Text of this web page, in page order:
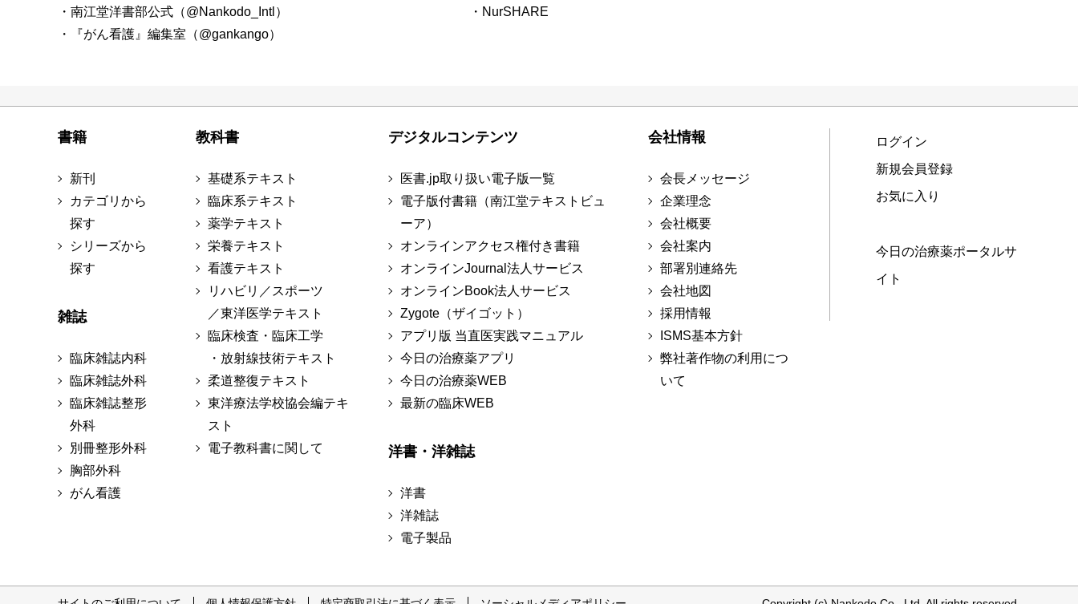
・南江堂洋書部公式（@Nankodo_Intl）
・『がん看護』編集室（@gankango）
・NurSHARE
書籍
新刊
カテゴリから
探す
シリーズから
探す
雑誌
臨床雑誌内科
臨床雑誌外科
臨床雑誌整形
外科
別冊整形外科
胸部外科
がん看護
教科書
基礎系テキスト
臨床系テキスト
薬学テキスト
栄養テキスト
看護テキスト
リハビリ／スポーツ
／東洋医学テキスト
臨床検査・臨床工学
・放射線技術テキスト
柔道整復テキスト
東洋療法学校協会編テキ
スト
電子教科書に関して
デジタルコンテンツ
医書.jp取り扱い電子版一覧
電子版付書籍（南江堂テキストビュ
ーア）
オンラインアクセス権付き書籍
オンラインJournal法人サービス
オンラインBook法人サービス
Zygote（ザイゴット）
アプリ版 当直医実践マニュアル
今日の治療薬アプリ
今日の治療薬WEB
最新の臨床WEB
洋書・洋雑誌
洋書
洋雑誌
電子製品
会社情報
会長メッセージ
企業理念
会社概要
会社案内
部署別連絡先
会社地図
採用情報
ISMS基本方針
弊社著作物の利用につ
いて
ログイン
新規会員登録
お気に入り
今日の治療薬ポータルサ
イト